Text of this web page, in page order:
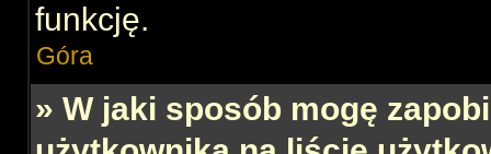
funkcję.
Góra
» W jaki sposób mogę